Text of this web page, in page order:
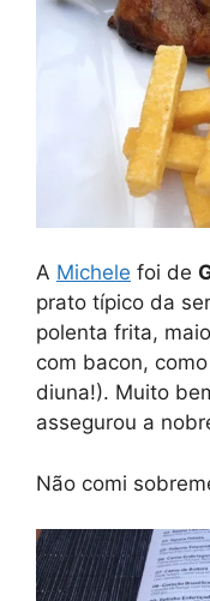
A Michele foi de
prato típico da
polenta frita,
com bacon,
diuna!). Muito
assegurou a
Não comi